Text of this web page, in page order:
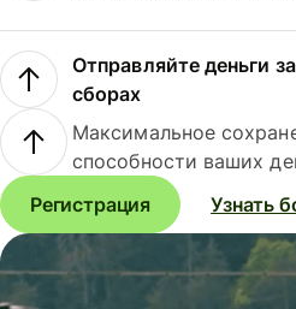
Отправляйте деньги
сборах
Максимальное
способности ваших
Регистрация
Узнать